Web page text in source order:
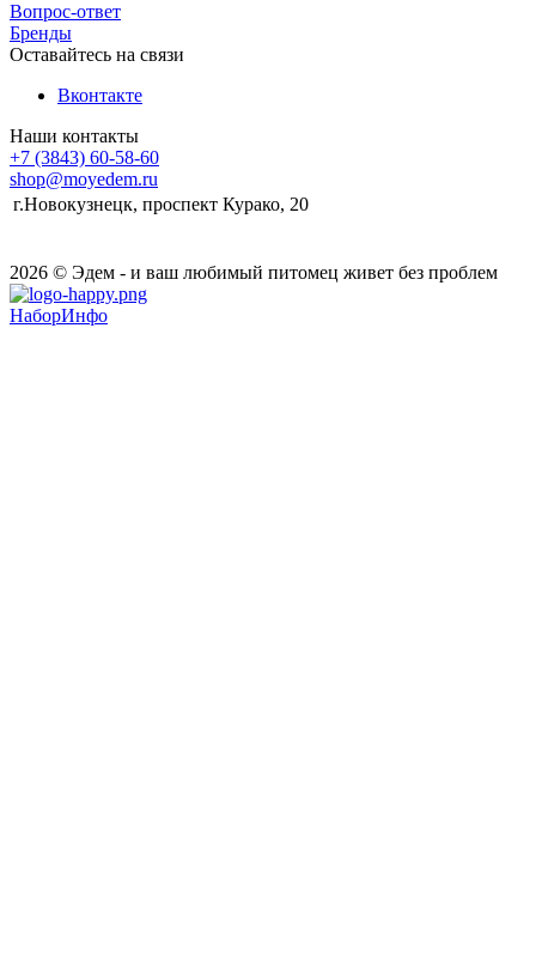
Вопрос-ответ
Бренды
Оставайтесь на связи
Вконтакте
Наши контакты
+7 (3843) 60-58-60
shop@moyedem.ru
г.Новокузнецк, проспект Курако, 20
2026 © Эдем - и ваш любимый питомец живет без проблем
НаборИнфо